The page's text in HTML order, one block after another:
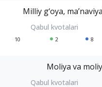
Milliy g‘oya,
10 2 8
Moliya va